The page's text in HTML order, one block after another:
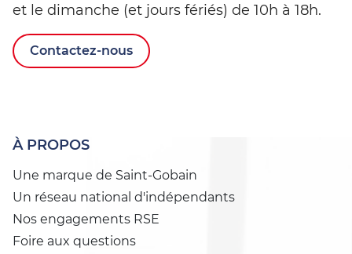
et le dimanche (et jours fériés) de 10h à 18h.
Contactez-nous
À PROPOS
Une marque de Saint-Gobain
Un réseau national d'indépendants
Nos engagements RSE
Foire aux questions